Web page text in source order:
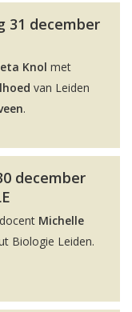
31 december
Knol met
van Leiden
.
december
Michelle
Biologie Leiden.